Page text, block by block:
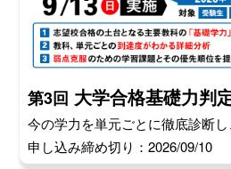
第3回 大学合格基礎力判
今の学力を単元ごとに徹底診断
申し込み締め切り：2026/09/10